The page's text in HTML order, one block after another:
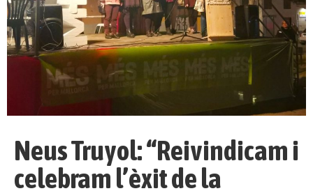
Neus Truyol: “Reivindicam i
celebram l’èxit de la